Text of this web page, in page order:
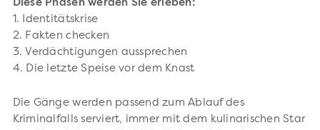
Diese Phasen werden Sie erleben:
1. Identitätskrise
2. Fakten checken
3. Verdächtigungen aussprechen
4. Die letzte Speise vor dem Knast
Die Gänge werden passend zum Ablauf des
Kriminalfalls serviert, immer mit dem kulinarischen Star